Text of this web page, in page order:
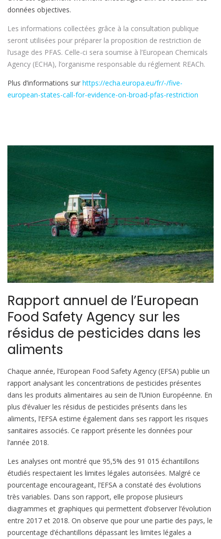
données objectives.
Les informations collectées grâce à la consultation publique
seront utilisées pour préparer la proposition de restriction de
l’usage des PFAS. Celle-ci sera soumise à l’European Chemicals
Agency (ECHA), l’organisme responsable du réglement REACh.
Plus d’informations sur https://echa.europa.eu/fr/-/five-
european-states-call-for-evidence-on-broad-pfas-restriction
Rapport annuel de l’European
Food Safety Agency sur les
résidus de pesticides dans les
aliments
Chaque année, l’European Food Safety Agency (EFSA) publie un
rapport analysant les concentrations de pesticides présentes
dans les produits alimentaires au sein de l’Union Européenne. En
plus d’évaluer les résidus de pesticides présents dans les
aliments, l’EFSA estime également dans ses rapport les risques
sanitaires associés. Ce rapport présente les données pour
l’année 2018.
Les analyses ont montré que 95,5% des 91 015 échantillons
étudiés respectaient les limites légales autorisées. Malgré ce
pourcentage encourageant, l’EFSA a constaté des évolutions
très variables. Dans son rapport, elle propose plusieurs
diagrammes et graphiques qui permettent d’observer l’évolution
entre 2017 et 2018. On observe que pour une partie des pays, le
pourcentage d’échantillons dépassant les limites légales a